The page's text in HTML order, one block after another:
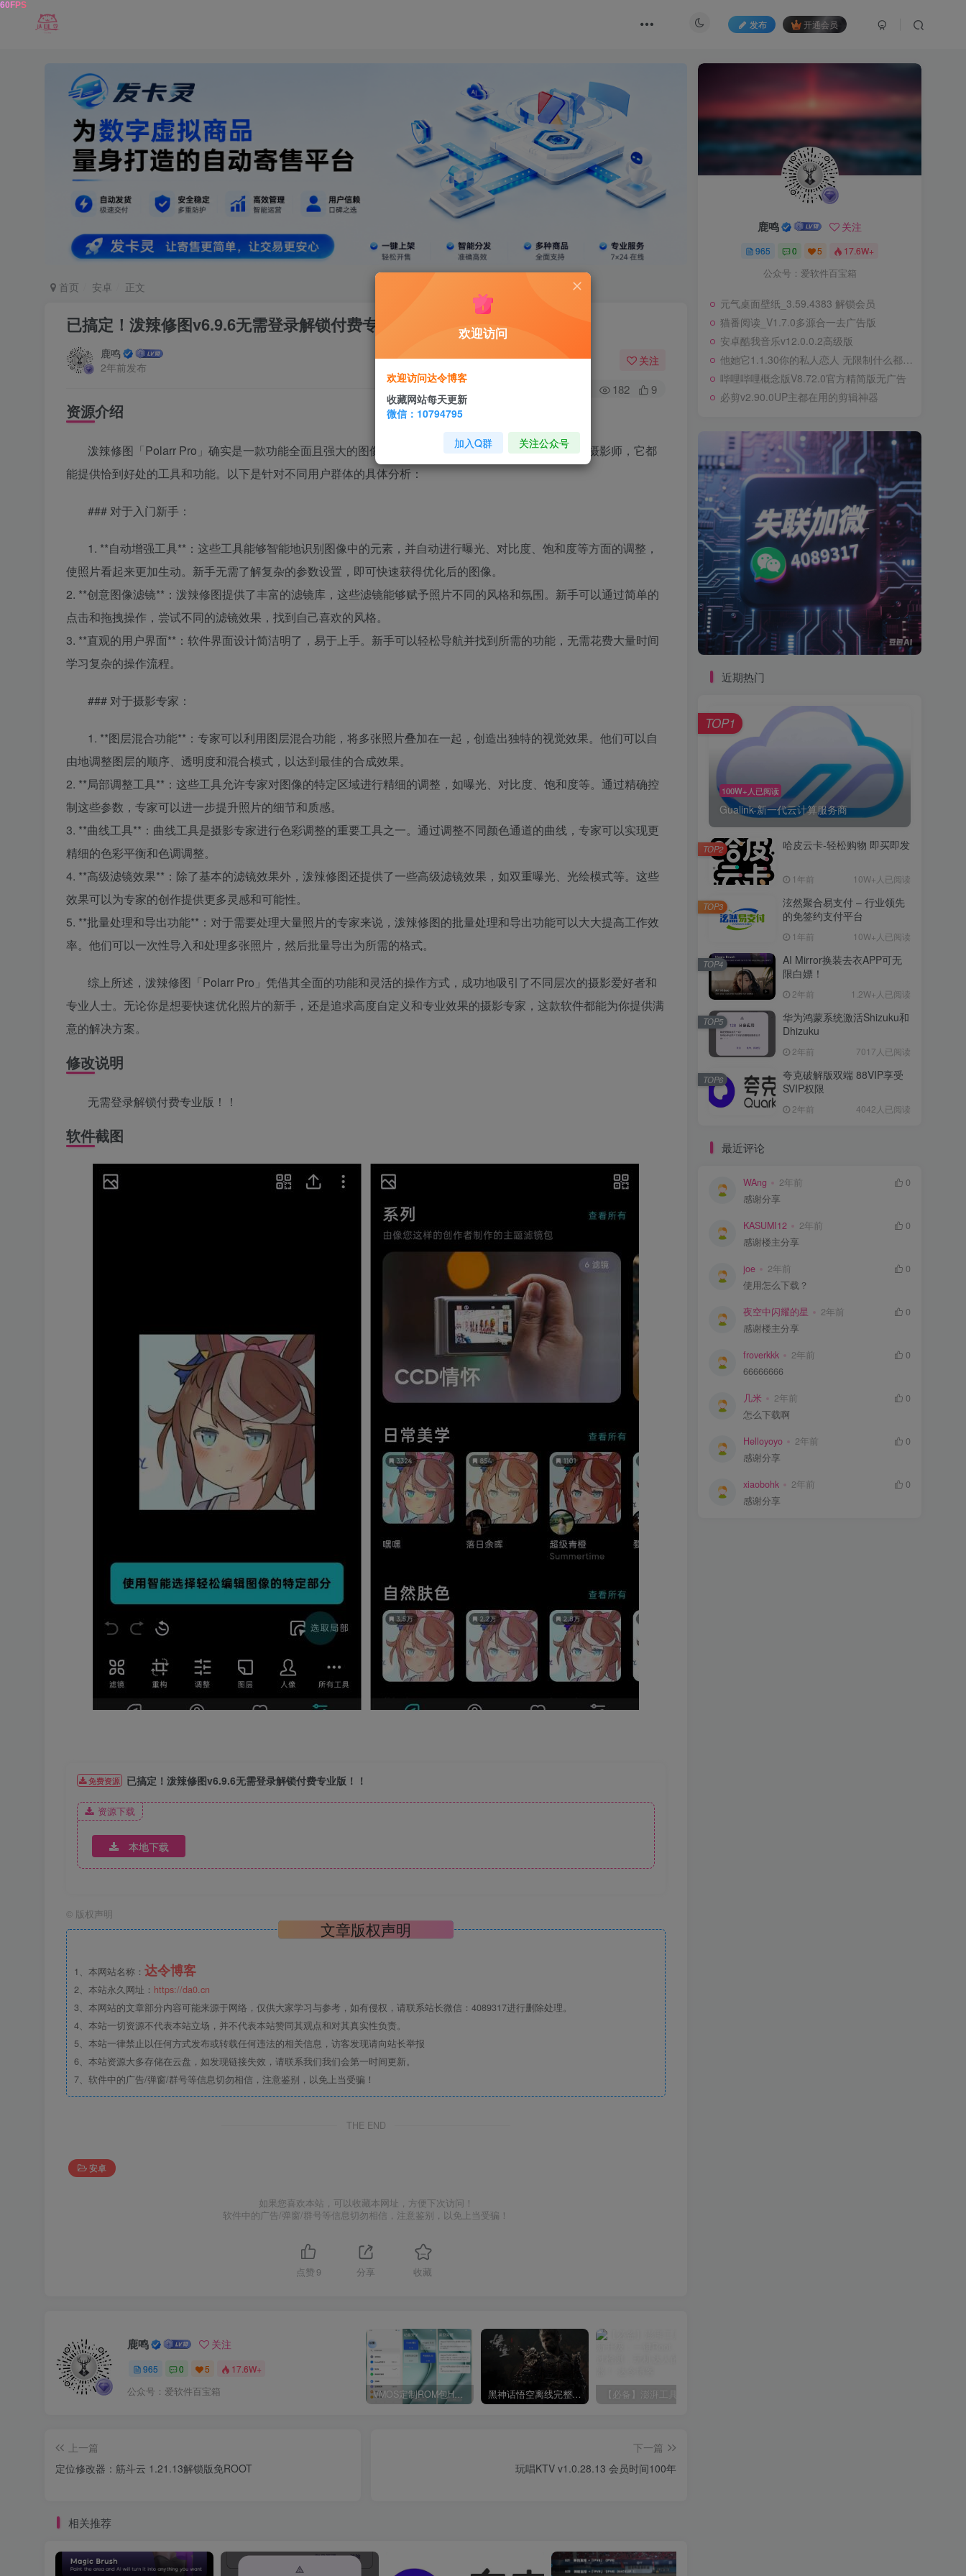
发布 开通会员
首页 安卓 正文
已搞定！泼辣修图v6.9.6无需登录解锁付费专业版！！
鹿鸣
2年前发布
关注
182 9
资源介绍
泼辣修图「Polarr Pro」确实是一款功能全面且强大的图像处理软件，无论是对于摄影新手还是专业摄影师，它都
能提供恰到好处的工具和功能。以下是针对不同用户群体的具体分析：
### 对于入门新手：
1. **自动增强工具**：这些工具能够智能地识别图像中的元素，并自动进行曝光、对比度、饱和度等方面的调整，
使照片看起来更加生动。新手无需了解复杂的参数设置，即可快速获得优化后的图像。
2. **创意图像滤镜**：泼辣修图提供了丰富的滤镜库，这些滤镜能够赋予照片不同的风格和氛围。新手可以通过简单的
点击和拖拽操作，尝试不同的滤镜效果，找到自己喜欢的风格。
3. **直观的用户界面**：软件界面设计简洁明了，易于上手。新手可以轻松导航并找到所需的功能，无需花费大量时间
学习复杂的操作流程。
### 对于摄影专家：
1. **图层混合功能**：专家可以利用图层混合功能，将多张照片叠加在一起，创造出独特的视觉效果。他们可以自
由地调整图层的顺序、透明度和混合模式，以达到最佳的合成效果。
2. **局部调整工具**：这些工具允许专家对图像的特定区域进行精细的调整，如曝光、对比度、饱和度等。通过精确控
制这些参数，专家可以进一步提升照片的细节和质感。
3. **曲线工具**：曲线工具是摄影专家进行色彩调整的重要工具之一。通过调整不同颜色通道的曲线，专家可以实现更
精细的色彩平衡和色调调整。
4. **高级滤镜效果**：除了基本的滤镜效果外，泼辣修图还提供了一些高级滤镜效果，如双重曝光、光绘模式等。这些
效果可以为专家的创作提供更多灵感和可能性。
5. **批量处理和导出功能**：对于需要处理大量照片的专家来说，泼辣修图的批量处理和导出功能可以大大提高工作效
率。他们可以一次性导入和处理多张照片，然后批量导出为所需的格式。
综上所述，泼辣修图「Polarr Pro」凭借其全面的功能和灵活的操作方式，成功地吸引了不同层次的摄影爱好者和
专业人士。无论你是想要快速优化照片的新手，还是追求高度自定义和专业效果的摄影专家，这款软件都能为你提供满
意的解决方案。
修改说明
无需登录解锁付费专业版！！
软件截图
免费资源 已搞定！泼辣修图v6.9.6无需登录解锁付费专业版！！
资源下载
本地下载
© 版权声明
文章版权声明
1、本网站名称： 达令博客
2、本站永久网址： https://da0.cn
3、本网站的文章部分内容可能来源于网络，仅供大家学习与参考，如有侵权，请联系站长微信：4089317进行删除处理。
4、本站一切资源不代表本站立场，并不代表本站赞同其观点和对其真实性负责。
5、本站一律禁止以任何方式发布或转载任何违法的相关信息，访客发现请向站长举报
6、本站资源大多存储在云盘，如发现链接失效，请联系我们我们会第一时间更新。
7、软件中的广告/弹窗/群号等信息切勿相信，注意鉴别，以免上当受骗！
THE END
安卓
如果您喜欢本站，可以收藏本网址，方便下次访问！
软件中的广告/弹窗/群号等信息切勿相信，注意鉴别，以免上当受骗！
点赞 9 分享 收藏
鹿鸣 关注
965 0 5 17.6W+
公众号：爱软件百宝箱 VMOS定制ROM包HnciseOS9.6.0兼容解锁 黑神话悟空离线完整版+修改器
上一篇
定位修改器：筋斗云 1.21.13解锁版免ROOT
下一篇
玩唱KTV v1.0.28.13 会员时间100年
相关推荐
鹿鸣 关注
965 0 5 17.6W+
公众号：爱软件百宝箱
元气桌面壁纸_3.59.4383 解锁会员
猫番阅读_V1.7.0多源合一去广告版
安卓酷我音乐v12.0.0.2高级版
他她它1.1.30你的私人恋人 无限制什么都可以聊
哔哩哔哩概念版V8.72.0官方精简版无广告
必剪v2.90.0UP主都在用的剪辑神器
近期热门
100W+人已阅读
Gualink-新一代云计算服务商
TOP1
哈皮云卡-轻松购物 即买即发
1年前 10W+人已阅读
TOP2
泫然聚合易支付 – 行业领先
的免签约支付平台
1年前 10W+人已阅读
TOP3
AI Mirror换装去衣APP可无
限白嫖！
2年前 1.2W+人已阅读
TOP4
华为鸿蒙系统激活Shizuku和
Dhizuku
2年前 7017人已阅读
TOP5
夸克破解版双端 88VIP享受
SVIP权限
2年前 4042人已阅读
TOP6
最近评论
WAng 2年前
0
感谢分享
KASUMI12 2年前
0
感谢楼主分享
joe 2年前
0
使用怎么下载？
夜空中闪耀的星 2年前
0
感谢楼主分享
froverkkk 2年前
0
66666666
几米 2年前
0
怎么下载啊
Helloyoyo 2年前
0
感谢分享
xiaobohk 2年前
0
感谢分享
欢迎访问
欢迎访问达令博客
收藏网站每天更新
微信：10794795
加入Q群 关注公众号